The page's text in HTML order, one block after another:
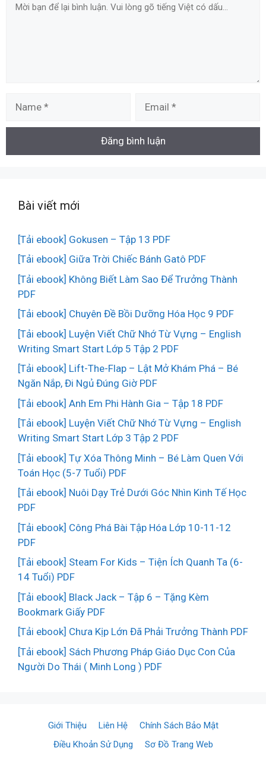
Bài viết mới
[Tải ebook] Gokusen – Tập 13 PDF
[Tải ebook] Giữa Trời Chiếc Bánh Gatô PDF
[Tải ebook] Không Biết Làm Sao Để Trưởng Thành
PDF
[Tải ebook] Chuyên Đề Bồi Dưỡng Hóa Học 9 PDF
[Tải ebook] Luyện Viết Chữ Nhớ Từ Vựng – English
Writing Smart Start Lớp 5 Tập 2 PDF
[Tải ebook] Lift-The-Flap – Lật Mở Khám Phá – Bé
Ngăn Nắp, Đi Ngủ Đúng Giờ PDF
[Tải ebook] Anh Em Phi Hành Gia – Tập 18 PDF
[Tải ebook] Luyện Viết Chữ Nhớ Từ Vựng – English
Writing Smart Start Lớp 3 Tập 2 PDF
[Tải ebook] Tự Xóa Thông Minh – Bé Làm Quen Với
Toán Học (5-7 Tuổi) PDF
[Tải ebook] Nuôi Dạy Trẻ Dưới Góc Nhìn Kinh Tế Học
PDF
[Tải ebook] Công Phá Bài Tập Hóa Lớp 10-11-12
PDF
[Tải ebook] Steam For Kids – Tiện Ích Quanh Ta (6-
14 Tuổi) PDF
[Tải ebook] Black Jack – Tập 6 – Tặng Kèm
Bookmark Giấy PDF
[Tải ebook] Chưa Kịp Lớn Đã Phải Trưởng Thành PDF
[Tải ebook] Sách Phương Pháp Giáo Dục Con Của
Người Do Thái ( Minh Long ) PDF
Giới Thiệu Liên Hệ
Chính Sách Bảo Mật
Điều Khoản Sử Dụng
Sơ Đồ Trang Web